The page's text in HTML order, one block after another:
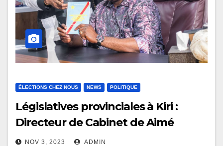
ÉLECTIONS CHEZ NOUS NEWS POLITIQUE
Législatives provinciales à Kiri :
Directeur de Cabinet de Aimé
Mongo, Marius Trésor Boleko est
NOV 3, 2023 ADMIN